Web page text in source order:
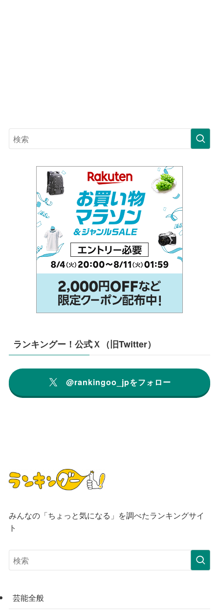
ランキングー！公式Ｘ（旧Twitter）
@rankingoo_jpをフォロー
みんなの「ちょっと気になる」を調べたランキングサイ
ト
芸能全般